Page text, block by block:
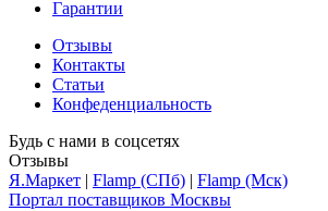
Гарантии
Отзывы
Контакты
Статьи
Конфеденциальность
Будь с нами в соцсетях
Отзывы
Я.Маркет | Flamp (СПб) | Flamp (Мск)
Портал поставщиков Москвы